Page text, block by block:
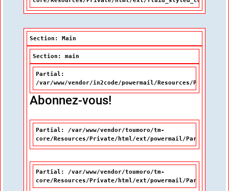
Section: Main
Section: main
Partial:
/var/www/vendor/in2code/powermail/Resources/Private/
Abonnez-vous!
Partial: /var/www/vendor/toumoro/tm-
core/Resources/Private/html/ext/powermail/Partials/
Partial: /var/www/vendor/toumoro/tm-
core/Resources/Private/html/ext/powermail/Partials/